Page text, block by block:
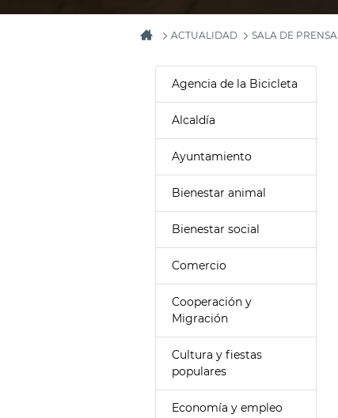
ACTUALIDAD SALA DE PRENSA
Agencia de la Bicicleta
Alcaldía
Ayuntamiento
Bienestar animal
Bienestar social
Comercio
Cooperación y
Migración
Cultura y fiestas
populares
Economía y empleo